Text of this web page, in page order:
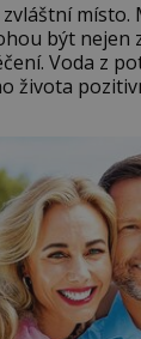
být nejen
Voda z
života
rituály a
Je důležité